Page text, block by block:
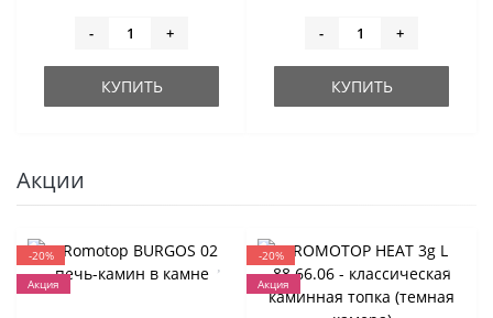
- +
КУПИТЬ
- +
КУПИТЬ
Акции
-20%
Акция
-20%
Акция